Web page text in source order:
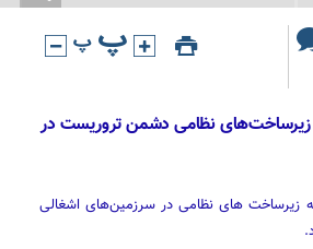
زیرساخت‌های نظامی دشمن تروریست در
زیرساخت های نظامی در سرزمین‌های اشغالی